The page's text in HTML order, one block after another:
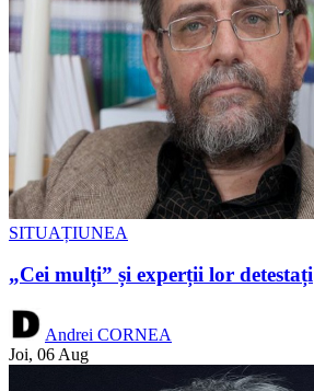
SITUAȚIUNEA
„Cei mulți” și experții lor detestați
Andrei CORNEA
Joi, 06 Aug